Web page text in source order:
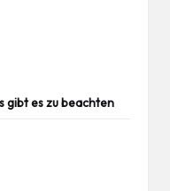
gibt es zu beachten